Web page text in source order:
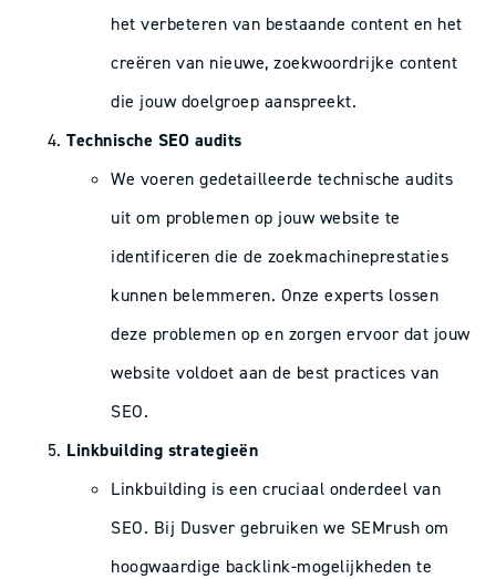
het verbeteren van bestaande content en het
creëren van nieuwe, zoekwoordrijke content
die jouw doelgroep aanspreekt.
Technische SEO audits
We voeren gedetailleerde technische audits
uit om problemen op jouw website te
identificeren die de zoekmachineprestaties
kunnen belemmeren. Onze experts lossen
deze problemen op en zorgen ervoor dat jouw
website voldoet aan de best practices van
SEO.
Linkbuilding strategieën
Linkbuilding is een cruciaal onderdeel van
SEO. Bij Dusver gebruiken we SEMrush om
hoogwaardige backlink-mogelijkheden te